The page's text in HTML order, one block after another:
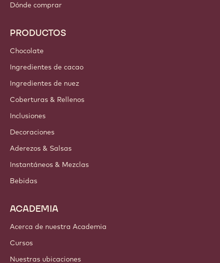
Dónde comprar
PRODUCTOS
Chocolate
Ingredientes de cacao
Ingredientes de nuez
Coberturas & Rellenos
Inclusiones
Decoraciones
Aderezos & Salsas
Instantáneos & Mezclas
Bebidas
ACADEMIA
Acerca de nuestra Academia
Cursos
Nuestras ubicaciones